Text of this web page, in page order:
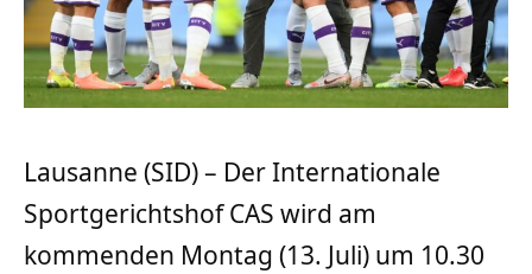
Lausanne (SID) – Der Internationale
Sportgerichtshof CAS wird am
kommenden Montag (13. Juli) um 10.30